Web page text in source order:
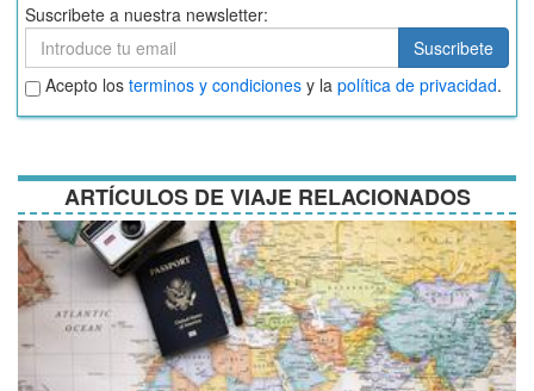
Suscribete a nuestra newsletter:
Suscribete
Suscribete
Aceptar
términos
y
Acepto los terminos y condiciones y la política de privacidad.
ARTÍCULOS DE VIAJE RELACIONADOS